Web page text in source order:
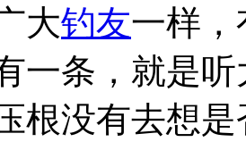
大钓友一样，
一条，就是
根没有去想